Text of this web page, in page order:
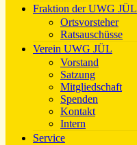
Fraktion der UWG JÜL
Ortsvorsteher
Ratsauschüsse
Verein UWG JÜL
Vorstand
Satzung
Mitgliedschaft
Spenden
Kontakt
Intern
Service